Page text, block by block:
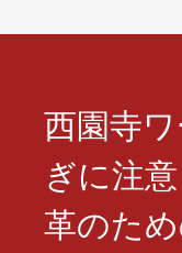
ョ
西園寺
ぎに注
革のため